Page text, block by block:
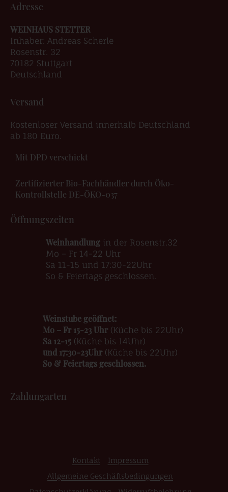
Adresse
WEINHAUS STETTER
Inhaber: Andreas Scherle
Rosenstr. 32
70182 Stuttgart
Deutschland
Versand
Kostenloser Versand innerhalb Deutschland
ab 180 Euro.
Mit DPD verschickt
Zertifizierter Bio-Fachhändler durch Öko-
Kontrollstelle DE-ÖKO-037
Öffnungszeiten
Weinhandlungin der Rosenstr.32
Mo – Fr 14-22 Uhr
Sa 11-15 und 17:30-22Uhr
So & Feiertags geschlossen.
Weinstube geöffnet:
Mo – Fr 15-23 Uhr(Küche bis 22Uhr)
Sa 12-15(Küche bis 14Uhr)
und 17:30-23Uhr(Küche bis 22Uhr)
So & Feiertags geschlossen.
Zahlungarten
Kontakt
Impressum
Allgemeine Geschäftsbedingungen